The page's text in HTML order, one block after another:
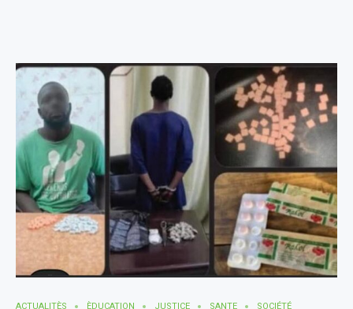
ACTUALITÈS ÈDUCATION JUSTICE SANTE SOCIÉTÉ